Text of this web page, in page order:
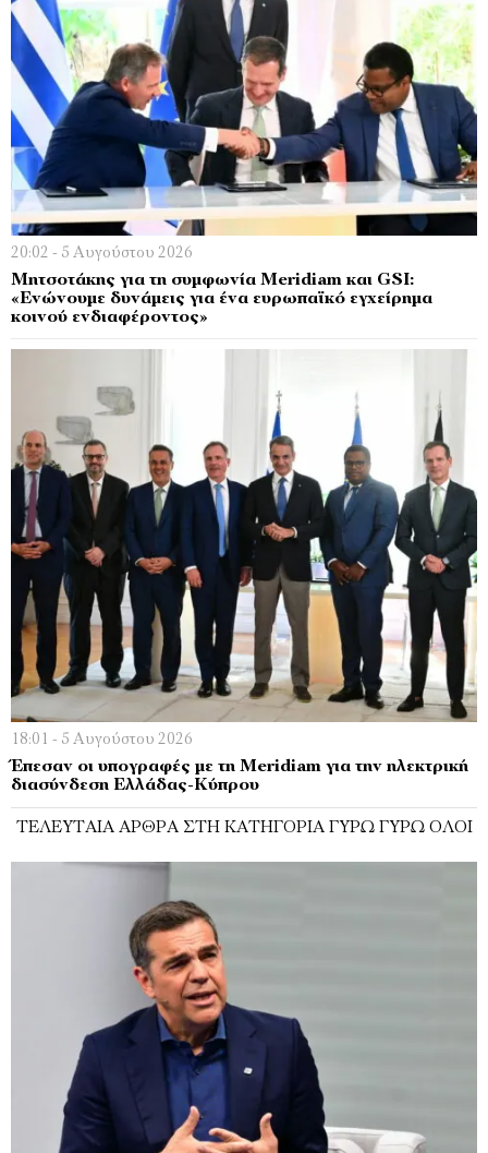
20:02 - 5 Αυγούστου 2026
Μητσοτάκης για τη συμφωνία Meridiam και GSI:
«Ενώνουμε δυνάμεις για ένα ευρωπαϊκό εγχείρημα
κοινού ενδιαφέροντος»
18:01 - 5 Αυγούστου 2026
Έπεσαν οι υπογραφές με τη Meridiam για την ηλεκτρική
διασύνδεση Ελλάδας-Κύπρου
ΤΕΛΕΥΤΑΊΑ ΆΡΘΡΑ ΣΤΗ ΚΑΤΗΓΟΡΊΑ ΓΎΡΩ ΓΎΡΩ ΌΛΟΙ